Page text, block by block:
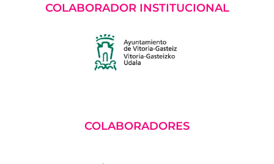
COLABORADOR INSTITUCIONAL
COLABORADORES